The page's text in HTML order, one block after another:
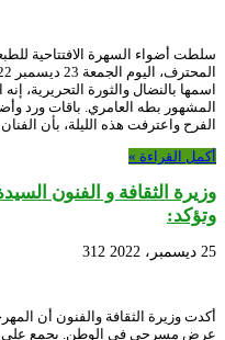
سلطت أضواء السهرة الافتتاحية
اسمها بالنضال والثورة التحريرية،
المشهور بطه العامري. باقات ورد
الفرح واعترفت هذه الليلة، بأن
أكمل القراءة »
وزيرة الثقافة و الفنون
وتؤكد:
25 ديسمبر، 2022 312
أكدت وزيرة الثقافة والفنون أن
عرض مسرحي في الوطن. يجمع على